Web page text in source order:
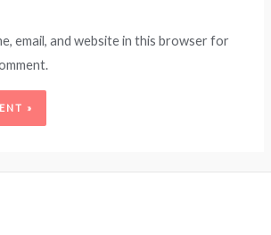
email, and website in this browser for